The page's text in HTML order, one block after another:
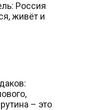
Россия
живёт и
– это